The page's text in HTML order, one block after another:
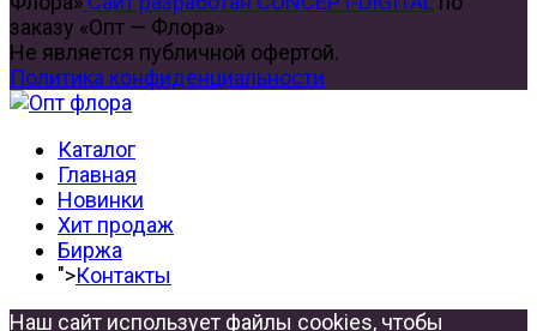
заказу «Опт — Флора»
Не является публичной офертой.
Политика конфиденциальности
Каталог
Главная
Новинки
Хит продаж
Биржа
">Контакты
Наш сайт использует файлы cookies, чтобы